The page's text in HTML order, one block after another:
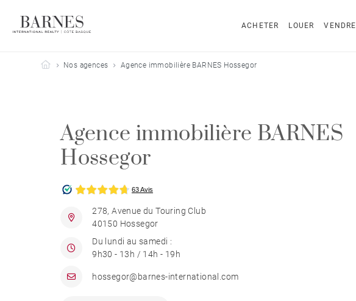
ACHETER LOUER VENDRE
Barnes Côte Basque
Nos agences Agence immobilière BARNES Hossegor
Agence immobilière BARNES
Hossegor
278, Avenue du Touring Club
40150 Hossegor
Du lundi au samedi :
9h30 - 13h / 14h - 19h
hossegor@barnes-international.com